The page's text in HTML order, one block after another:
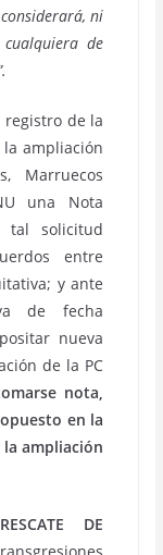
ni
de
registro de la
ampliación
Marruecos
una Nota
tal solicitud
entre
y ante
de fecha
nueva
de la PC
nota,
en la
la ampliación
DE